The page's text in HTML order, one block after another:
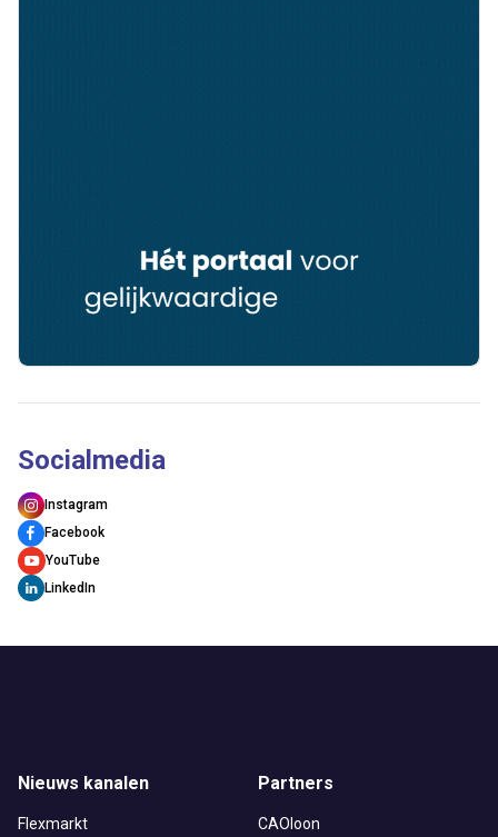
Socialmedia
Instagram
Facebook
YouTube
LinkedIn
Nieuws kanalen
Flexmarkt
Partners
CAOloon